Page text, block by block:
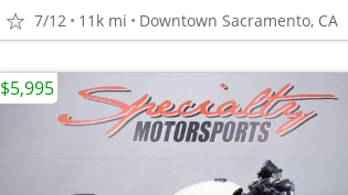
7/12 11k mi Downtown Sacramento, CA
$5,995